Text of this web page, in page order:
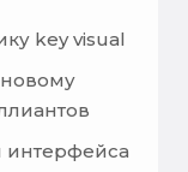
key visual
новому
интерфейса